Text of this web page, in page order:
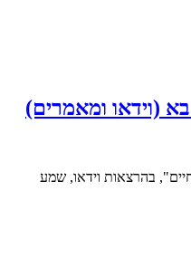
(וידאו ומאמרים)
בהרצאות וידאו, שמע